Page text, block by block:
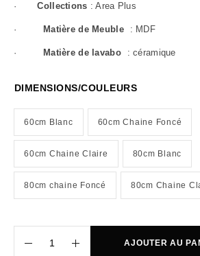
·Collections : Area Plus
· Matière de Meuble : MDF
· Matière de lavabo : céramique
DIMENSIONS/COULEURS
60cm Blanc 60cm Chaine Foncé
60cm Chaine Claire 80cm Blanc
80cm chaine Foncé 80cm Chaine
AJOUTER AU